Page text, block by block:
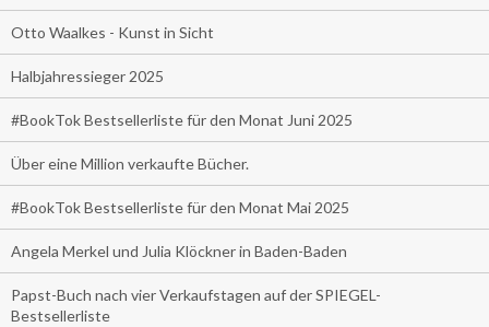
Otto Waalkes - Kunst in Sicht
Halbjahressieger 2025
#BookTok Bestsellerliste für den Monat Juni 2025
Über eine Million verkaufte Bücher.
#BookTok Bestsellerliste für den Monat Mai 2025
Angela Merkel und Julia Klöckner in Baden-Baden
Papst-Buch nach vier Verkaufstagen auf der SPIEGEL-
Bestsellerliste